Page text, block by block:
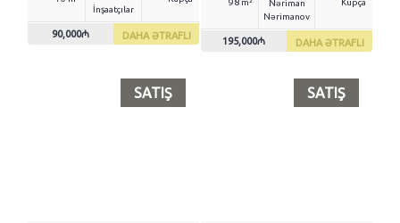
İnşaatçılar
90,000₼ DAHA ƏTRAFLI
98 m²
Nəriman
Nərimanov
Kupça
195,000₼ DAHA ƏTRAFLI
SATIŞ SATIŞ